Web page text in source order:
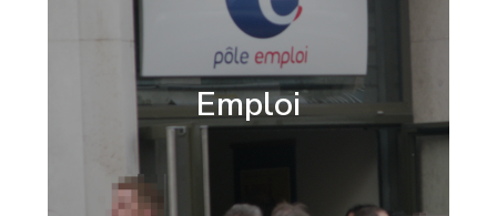
Emploi